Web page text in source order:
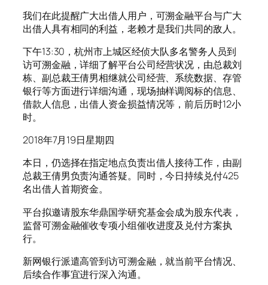
我们在此提醒广大出借人用户，可溯金融平台与广大
出借人具有相同的利益，老赖才是我们共同的敌人。
下午13:30，杭州市上城区经侦大队多名警务人员到
访可溯金融，详细了解平台公司经营状况，由总裁刘
栋、副总裁王倩男相继就公司经营、系统数据、存管
银行等方面进行详细沟通，现场抽样调阅标的信息、
借款人信息，出借人资金损益情况等，前后历时12小
时。
2018年7月19日星期四
本日，仍选择在指定地点负责出借人接待工作，由副
总裁王倩男负责沟通答疑。同时，今日持续兑付425
名出借人首期资金。
平台拟邀请股东华鼎国学研究基金会成为股东代表，
监督可溯金融催收专项小组催收进度及兑付方案执
行。
新网银行派遣高管到访可溯金融，就当前平台情况、
后续合作事宜进行深入沟通。